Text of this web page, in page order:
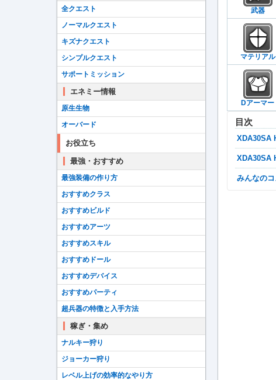
武器
マテリアル
Dアーマー
目次
みんなの
全クエスト
ノーマルクエスト
キズナクエスト
シンプルクエスト
サポートミッション
エネミー情報
原生生物
オーバード
お役立ち
最強・おすすめ
最強装備の作り方
おすすめクラス
おすすめビルド
おすすめアーツ
おすすめスキル
おすすめドール
おすすめデバイス
おすすめパーティ
超兵器の特徴と入手方法
稼ぎ・集め
ナルキー狩り
ジョーカー狩り
レベル上げの効率的なやり方